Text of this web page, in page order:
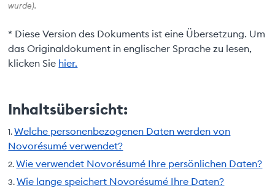
wurde).
* Diese Version des Dokuments ist eine Übersetzung. Um
das Originaldokument in englischer Sprache zu lesen,
klicken Sie hier.
Inhaltsübersicht:
Welche personenbezogenen Daten werden von
Novorésumé verwendet?
Wie verwendet Novorésumé Ihre persönlichen Daten?
Wie lange speichert Novorésumé Ihre Daten?